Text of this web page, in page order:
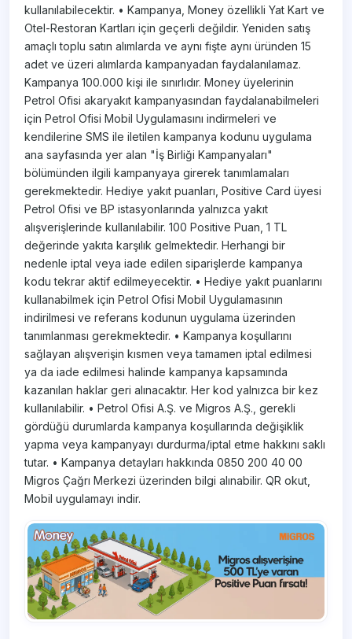
kullanılabilecektir. • Kampanya, Money özellikli Yat Kart ve
Otel-Restoran Kartları için geçerli değildir. Yeniden satış
amaçlı toplu satın alımlarda ve aynı fişte aynı üründen 15
adet ve üzeri alımlarda kampanyadan faydalanılamaz.
Kampanya 100.000 kişi ile sınırlıdır. Money üyelerinin
Petrol Ofisi akaryakıt kampanyasından faydalanabilmeleri
için Petrol Ofisi Mobil Uygulamasını indirmeleri ve
kendilerine SMS ile iletilen kampanya kodunu uygulama
ana sayfasında yer alan "İş Birliği Kampanyaları"
bölümünden ilgili kampanyaya girerek tanımlamaları
gerekmektedir. Hediye yakıt puanları, Positive Card üyesi
Petrol Ofisi ve BP istasyonlarında yalnızca yakıt
alışverişlerinde kullanılabilir. 100 Positive Puan, 1 TL
değerinde yakıta karşılık gelmektedir. Herhangi bir
nedenle iptal veya iade edilen siparişlerde kampanya
kodu tekrar aktif edilmeyecektir. • Hediye yakıt puanlarını
kullanabilmek için Petrol Ofisi Mobil Uygulamasının
indirilmesi ve referans kodunun uygulama üzerinden
tanımlanması gerekmektedir. • Kampanya koşullarını
sağlayan alışverişin kısmen veya tamamen iptal edilmesi
ya da iade edilmesi halinde kampanya kapsamında
kazanılan haklar geri alınacaktır. Her kod yalnızca bir kez
kullanılabilir. • Petrol Ofisi A.Ş. ve Migros A.Ş., gerekli
gördüğü durumlarda kampanya koşullarında değişiklik
yapma veya kampanyayı durdurma/iptal etme hakkını saklı
tutar. • Kampanya detayları hakkında 0850 200 40 00
Migros Çağrı Merkezi üzerinden bilgi alınabilir. QR okut,
Mobil uygulamayı indir.